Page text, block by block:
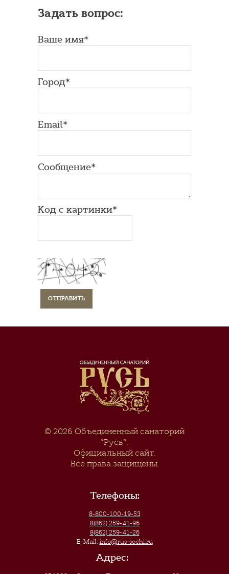
Задать вопрос:
Ваше имя*
Город*
Email*
Сообщение*
Код с картинки*
© 2026 Объединенный санаторий
“Русь”.
Официальный сайт.
Все права защищены.
Телефоны:
8-800-100-19-53
8(862) 259-41-96
8(862) 259-41-26
E-Mail: info@rus-sochi.ru
Адрес: